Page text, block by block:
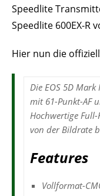
Speedlite
Speedlite 600EX-R
Hier nun die
Die EOS 5D
mit 61-Punkt-AF
Hochwertige
von der Bildrate
Features
Vollformat-